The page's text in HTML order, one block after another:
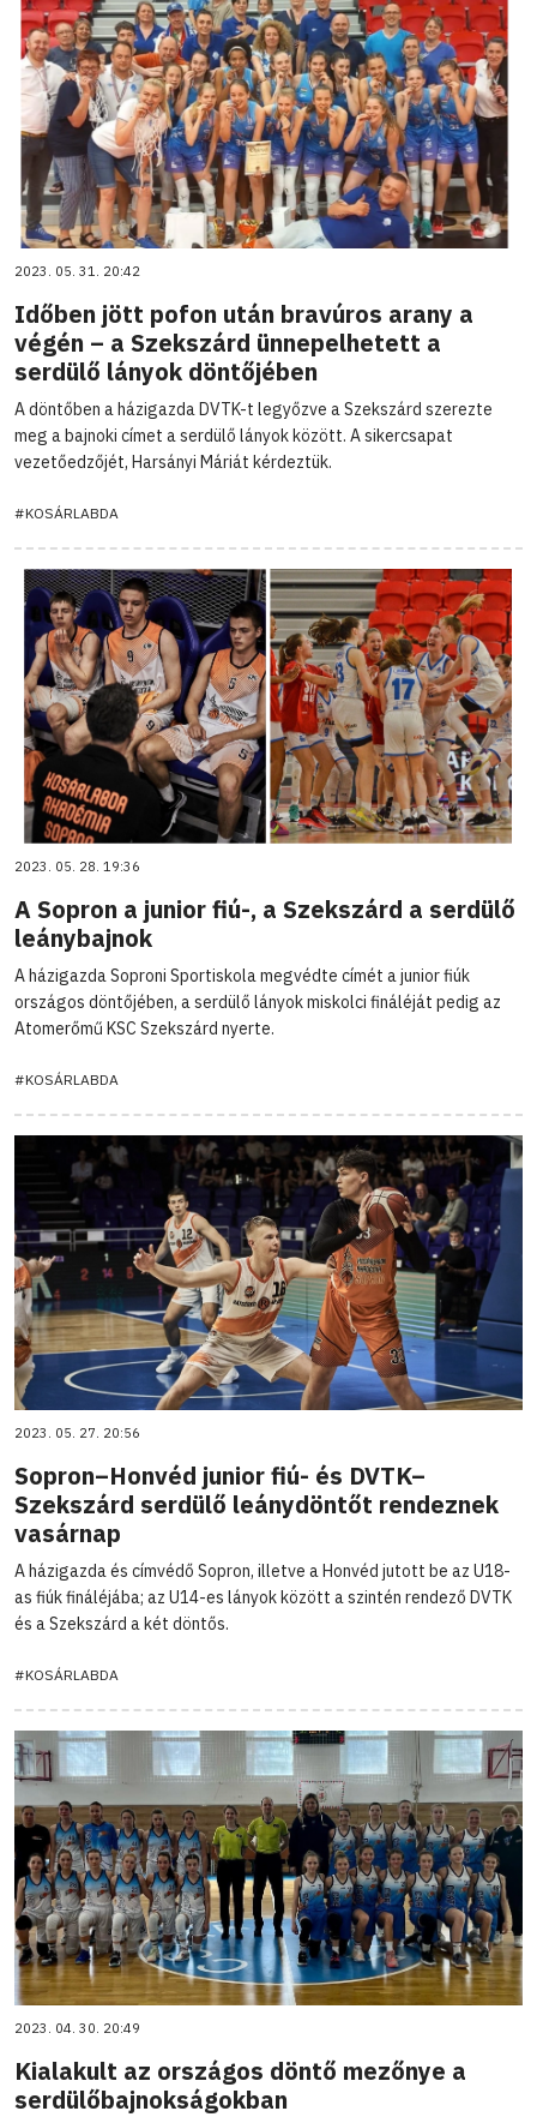
2023. 05. 31. 20:42
Időben jött pofon után bravúros arany a
végén – a Szekszárd ünnepelhetett a
serdülő lányok döntőjében
A döntőben a házigazda DVTK-t legyőzve a Szekszárd szerezte
meg a bajnoki címet a serdülő lányok között. A sikercsapat
vezetőedzőjét, Harsányi Máriát kérdeztük.
#KOSÁRLABDA
2023. 05. 28. 19:36
A Sopron a junior fiú-, a Szekszárd a serdülő
leánybajnok
A házigazda Soproni Sportiskola megvédte címét a junior fiúk
országos döntőjében, a serdülő lányok miskolci fináléját pedig az
Atomerőmű KSC Szekszárd nyerte.
#KOSÁRLABDA
2023. 05. 27. 20:56
Sopron–Honvéd junior fiú- és DVTK–
Szekszárd serdülő leánydöntőt rendeznek
vasárnap
A házigazda és címvédő Sopron, illetve a Honvéd jutott be az U18-
as fiúk fináléjába; az U14-es lányok között a szintén rendező DVTK
és a Szekszárd a két döntős.
#KOSÁRLABDA
2023. 04. 30. 20:49
Kialakult az országos döntő mezőnye a
serdülőbajnokságokban